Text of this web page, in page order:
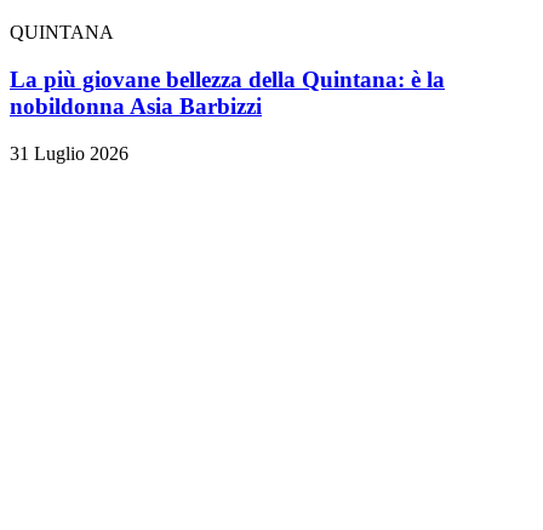
QUINTANA
La più giovane bellezza della Quintana: è la
nobildonna Asia Barbizzi
31 Luglio 2026